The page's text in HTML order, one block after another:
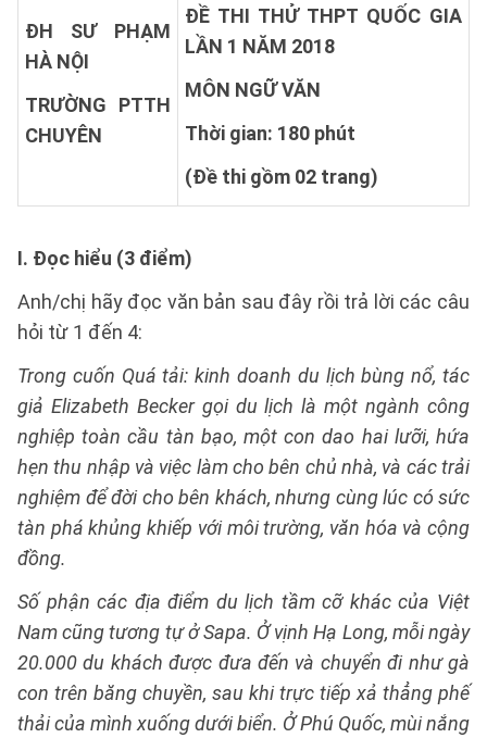
ĐH SƯ PHẠM
HÀ NỘI
TRƯỜNG PTTH
CHUYÊN
ĐỀ THI THỬ THPT QUỐC GIA
LẦN 1 NĂM 2018
MÔN NGỮ VĂN
Thời gian: 180 phút
(Đề thi gồm 02 trang)
I. Đọc hiểu (3 điểm)
Anh/chị hãy đọc văn bản sau đây rồi trả lời các câu
hỏi từ 1 đến 4:
Trong cuốn Quá tải: kinh doanh du lịch bùng nổ, tác
giả Elizabeth Becker gọi du lịch là một ngành công
nghiệp toàn cầu tàn bạo, một con dao hai lưỡi, hứa
hẹn thu nhập và việc làm cho bên chủ nhà, và các trải
nghiệm để đời cho bên khách, nhưng cùng lúc có sức
tàn phá khủng khiếp với môi trường, văn hóa và cộng
đồng.
Số phận các địa điểm du lịch tầm cỡ khác của Việt
Nam cũng tương tự ở Sapa. Ở vịnh Hạ Long, mỗi ngày
20.000 du khách được đưa đến và chuyển đi như gà
con trên băng chuyền, sau khi trực tiếp xả thẳng phế
thải của mình xuống dưới biển. Ở Phú Quốc, mùi nắng